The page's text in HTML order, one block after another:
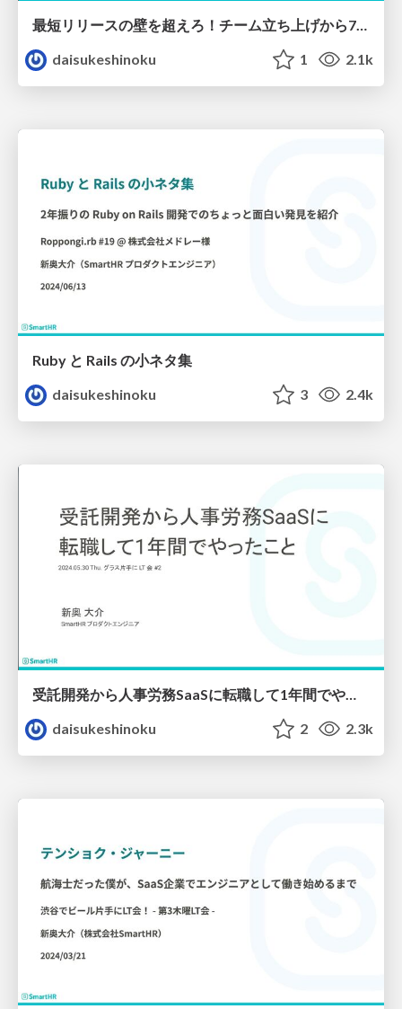
最短リリースの壁を超えろ！チーム立ち上げから71営業日でプロダクトリリースした話
daisukeshinoku
1 2.1k
Ruby と Rails の小ネタ集
daisukeshinoku
3 2.4k
受託開発から人事労務SaaSに転職して1年間でやったこと
daisukeshinoku
2 2.3k